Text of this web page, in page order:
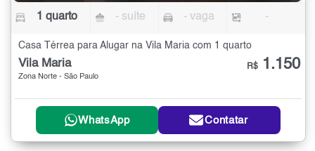
1 quarto - suíte - vaga -
Casa Térrea para Alugar na Vila Maria com 1 quarto
Vila Maria
Zona Norte - São Paulo
R$ 1.150
WhatsApp Contatar